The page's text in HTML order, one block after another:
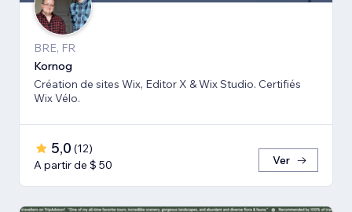
BRE, FR
Kornog
Création de sites Wix, Editor X & Wix Studio. Certifiés
Wix Vélo.
5,0 (12)
A partir de $ 50
Ver